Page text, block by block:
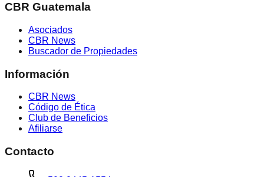
CBR Guatemala
Asociados
CBR News
Buscador de Propiedades
Información
CBR News
Código de Ética
Club de Beneficios
Afiliarse
Contacto